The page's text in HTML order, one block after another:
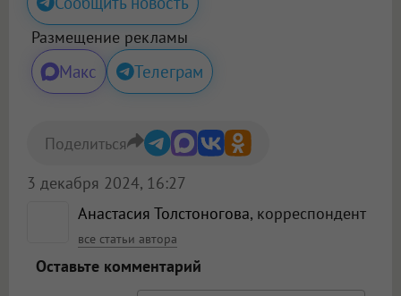
Размещение рекламы
Макс Телеграм
Анастасия Толстоногова, корреспондент
все статьи автора
3 декабря 2024, 16:27
Поделиться
Оставьте комментарий